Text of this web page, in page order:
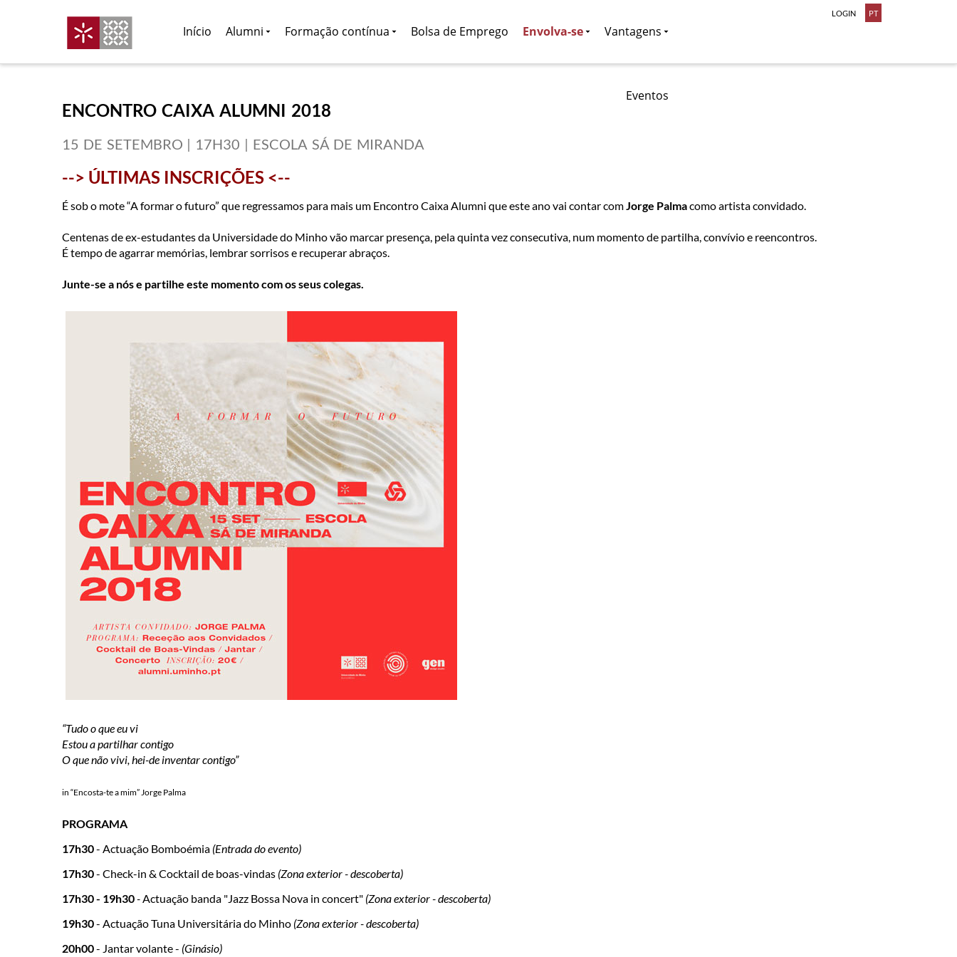
Início Alumni Formação contínua Bolsa de Emprego Envolva-se Vantagens
Eventos
PT
LOGIN
ENCONTRO CAIXA ALUMNI 2018
15 DE SETEMBRO | 17H30 | ESCOLA SÁ DE MIRANDA​​
​--> ÚLTIMAS INSCRIÇÕES <--
É sob o mote “A formar o futuro” que regressamos para mais um Encontro Caixa Alumni que este ano vai contar comJorge Palmacomo artista convidado.
Centenas de ex-estudantes da Universidade do Minho vão marcar presença, pela quinta vez consecutiva, num momento de partilha, convívio e reencontros.
É tempo de agarrar memórias, lembrar sorrisos e recuperar abraços.
Junte-se a nós e partilhe este momento com os seus colegas.
“Tudo o que eu vi
Estou a partilhar contigo
O que não vivi, hei-de inventar contigo”
in “Encosta-te a mim” Jorge Palma
PROGRAMA
17h30- Actuação Bomboémia (Entrada do evento)
17h30- Check-in & Cocktail de boas-vindas (Zona exterior - descoberta)
17h30 - 19h30-Actuação banda "Jazz Bossa Nova in concert" (Zona exterior - descoberta)
19h30- Actuação Tuna Universitária do Minho (Zona exterior - descoberta)
20h00- Jantar volante​ - (Ginásio)